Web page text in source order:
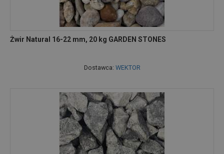
Żwir Natural 16-22 mm, 20 kg GARDEN STONES
Dostawca: WEKTOR